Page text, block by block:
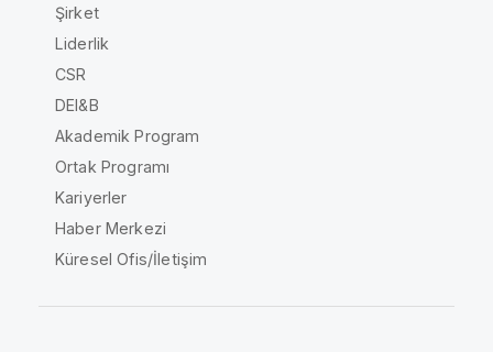
Şirket
Liderlik
CSR
DEI&B
Akademik Program
Ortak Programı
Kariyerler
Haber Merkezi
Küresel Ofis/İletişim